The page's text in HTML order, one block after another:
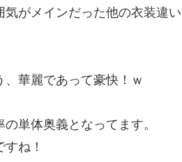
がメインだった他の衣装違い
華麗であって豪快！ｗ
単体奥義となってます。
ね！